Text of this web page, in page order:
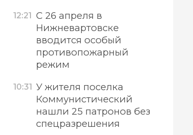
12:21 С 26 апреля в
Нижневартовске
вводится особый
противопожарный
режим
10:31 У жителя поселка
Коммунистический
нашли 25 патронов без
спецразрешения